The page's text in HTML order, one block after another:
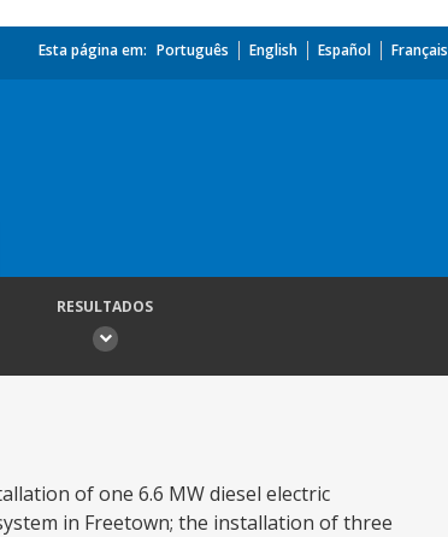
Esta página em: Português English Español Français
RESULTADOS
of one 6.6 MW diesel electric
in Freetown; the installation of three